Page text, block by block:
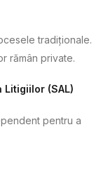
tradiționale.
rămân private.
Litigiilor (SAL)
pentru a